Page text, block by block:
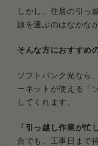
しかし、住居の引っ
線を選ぶのはなかな
そんな方におすすめ
ソフトバンク光なら
ーネットが使える「
してくれます。
「引っ越し作業が忙
合でも、工事日まで